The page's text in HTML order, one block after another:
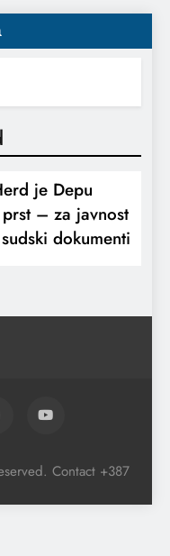
je Depu
– za javnost
dokumenti
Contact +387